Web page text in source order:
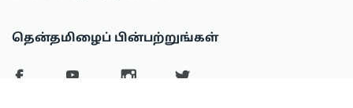
தென்தமிழைப் பின்பற்றுங்கள்